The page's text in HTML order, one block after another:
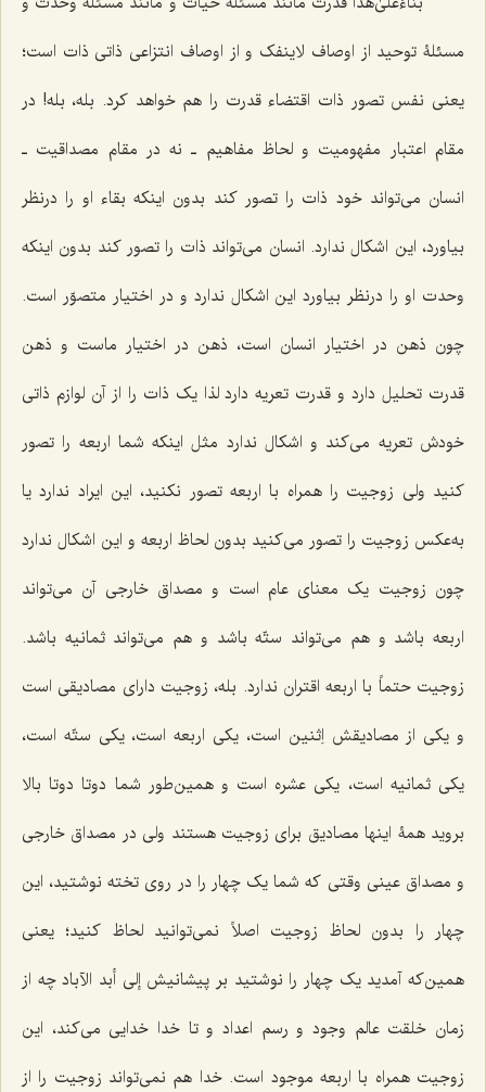
مسئلۀ توحید از اوصاف لاینفک و از اوصاف انتزاعی ذاتی ذات است؛
یعنی نفس تصور ذات اقتضاء قدرت را هم خواهد کرد. بله، بله! در
مقام اعتبار مفهومیت و لحاظ مفاهیم ـ نه در مقام مصداقیت ـ
انسان می‌تواند خود ذات را تصور کند بدون اینکه بقاء او را درنظر
بیاورد، این اشکال ندارد. انسان می‌تواند ذات را تصور کند بدون اینکه
وحدت او را درنظر بیاورد این اشکال ندارد و در اختیار متصوّر است.
چون ذهن در اختیار انسان است، ذهن در اختیار ماست و ذهن
قدرت تحلیل دارد و قدرت تعریه دارد لذا یک ذات را از آن لوازم ذاتی
خودش تعریه می‌کند و اشکال ندارد مثل اینکه شما اربعه را تصور
کنید ولی زوجیت را همراه با اربعه تصور نکنید، این ایراد ندارد یا
به‌عکس زوجیت را تصور می‌کنید بدون لحاظ اربعه و این اشکال ندارد
چون زوجیت یک معنای عام است و مصداق خارجی آن می‌تواند
اربعه باشد و هم می‌تواند ستّه باشد و هم می‌تواند ثمانیه باشد.
زوجیت حتماً با اربعه اقتران ندارد. بله، زوجیت دارای مصادیقی است
و یکی از مصادیقش اِثنین است، یکی اربعه است، یکی ستّه است،
یکی ثمانیه است، یکی عشره است و همین‌طور شما دوتا دوتا بالا
بروید همۀ اینها مصادیق برای زوجیت هستند ولی در مصداق خارجی
و مصداق عینی وقتی که شما یک چهار را در روی تخته نوشتید، این
چهار را بدون لحاظ زوجیت اصلاً نمی‌توانید لحاظ کنید؛ یعنی
همین‌که آمدید یک چهار را نوشتید بر پیشانیش إلی أبد الآباد چه از
زمان خلقت عالم وجود و رسم اعداد و تا خدا خدایی می‌کند، این
زوجیت همراه با اربعه موجود است. خدا هم نمی‌تواند زوجیت را از